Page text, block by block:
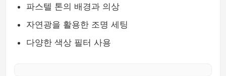
파스텔 톤의 배경과 의상
자연광을 활용한 조명 세팅
다양한 색상 필터 사용